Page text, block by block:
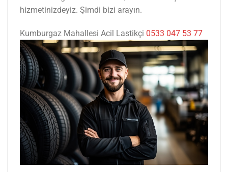
hizmetinizdeyiz. Şimdi bizi arayın.
Kumburgaz Mahallesi Acil Lastikçi 0533 047 53 77